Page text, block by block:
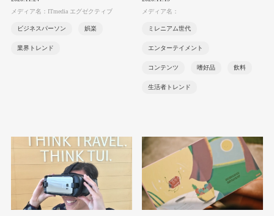
メディア名：ITmedia エグゼクティブ
ビジネスパーソン 娯楽
業界トレンド
メディア名：
ミレニアム世代
エンターテイメント
コンテンツ 嗜好品 飲料
生活者トレンド